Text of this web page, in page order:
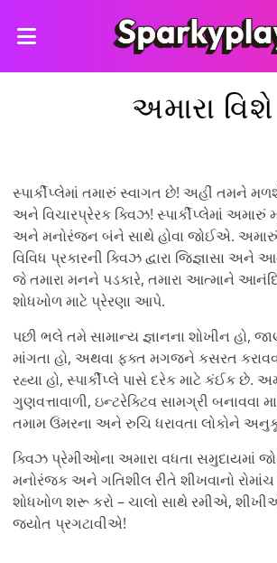
અમારા વિશે
સ્પાર્કીપ્લેમાં તમારું સ્વાગત છે! અહીં તમને
અને વિચારપ્રેરક ક્વિઝ! સ્પાર્કીપ્લેમાં
અને મનોરંજન બંને સાથે હોવા જોઈએ.
વિવિધ પ્રકારની ક્વિઝ દ્વારા જિજ્ઞાસા
જે તમારા મનને પડકારે, તમારા આત્માને
શોધખોળ માટે પ્રેરણા આપે.
પછી ભલે તમે સામાન્ય જ્ઞાનના શોખીન હો,
માંગતા હો, અથવા ફક્ત મગજને કસરત
રહ્યા હો, સ્પાર્કીપ્લે પાસે દરેક માટે કંઈક છે.
ગુણવત્તાવાળી, ઇન્ટરેક્ટિવ સામગ્રી બનાવવા
તમામ ઉંમરના અને રુચિ ધરાવતા લોકોને
ક્વિઝ પ્રેમીઓના અમારા વધતા સમુદાયમાં
મનોરંજક અને ગતિશીલ રીતે શીખવાનો
શોધખોળ શરૂ કરો – ચાલો સાથે રમીએ,
જ્યોત પ્રગટાવીએ!